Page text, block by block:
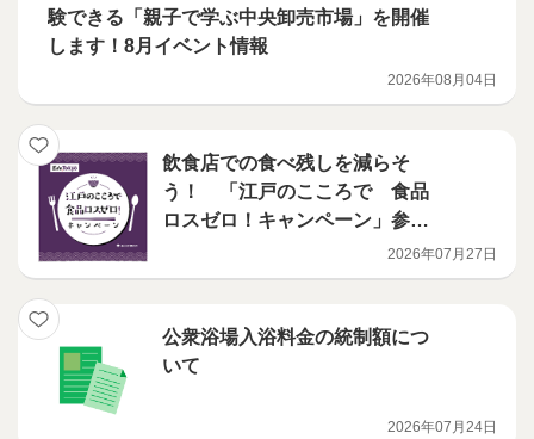
験できる「親子で学ぶ中央卸売市場」を開催
します！8月イベント情報
2026年08月04日
飲食店での食べ残しを減らそ
う！ 「江戸のこころで 食品
ロスゼロ！キャンペーン」参加
2026年07月27日
公衆浴場入浴料金の統制額につ
いて
2026年07月24日